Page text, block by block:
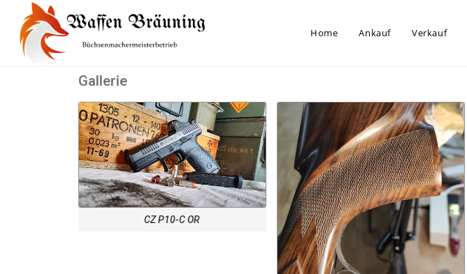
Home Ankauf Verkauf
Gallerie
CZ P10-C OR